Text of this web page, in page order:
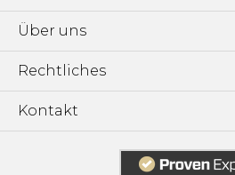
Über uns
Rechtliches
Kontakt